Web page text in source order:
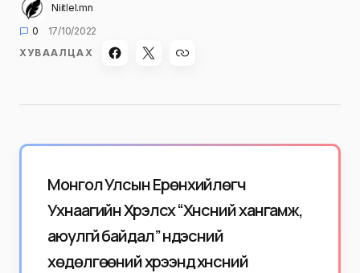
Niitlel.mn
0
17/10/2022
ХУВААЛЦАХ
Монгол Улсын Ерөнхийлөгч
Ухнаагийн Хүрэлсүх “Хүнсний хангамж,
аюулгүй байдал” үндэсний
хөдөлгөөний хүрээнд хүнсний